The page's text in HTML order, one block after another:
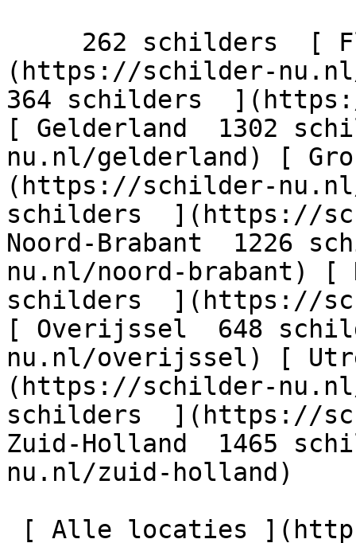
(https://schilder-
364 schilders
[ Gelderland  1302
nu.nl/gelderland) [
(https://schilder-
schilders  ](https://
Noord-Brabant  1226
nu.nl/noord-brabant) [
schilders  ](https://
[ Overijssel  648
nu.nl/overijssel) [
(https://schilder-
schilders  ](https://
Zuid-Holland  1465
nu.nl/zuid-holland)